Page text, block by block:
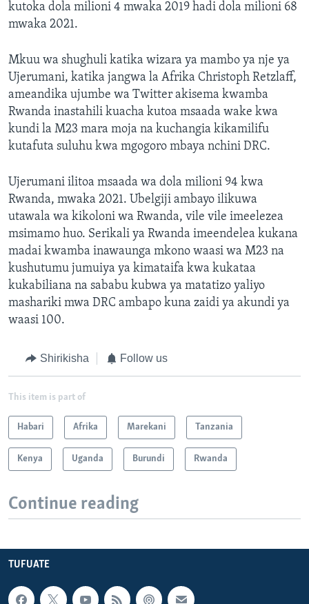
kutoka dola milioni 4 mwaka 2019 hadi dola milioni 68
mwaka 2021.
Mkuu wa shughuli katika wizara ya mambo ya nje ya
Ujerumani, katika jangwa la Afrika Christoph Retzlaff,
ameandika ujumbe wa Twitter akisema kwamba
Rwanda inastahili kuacha kutoa msaada wake kwa
kundi la M23 mara moja na kuchangia kikamilifu
kutafuta suluhu kwa mgogoro mbaya nchini DRC.
Ujerumani ilitoa msaada wa dola milioni 94 kwa
Rwanda, mwaka 2021. Ubelgiji ambayo ilikuwa
utawala wa kikoloni wa Rwanda, vile vile imeelezea
msimamo huo. Serikali ya Rwanda imeendelea kukana
madai kwamba inawaunga mkono waasi wa M23 na
kushutumu jumuiya ya kimataifa kwa kukataa
kukabiliana na sababu kubwa ya matatizo yaliyo
mashariki mwa DRC ambapo kuna zaidi ya akundi ya
waasi 100.
Shirikisha Follow us
This item is part of
Habari Afrika Marekani Tanzania
Kenya Uganda Burundi Rwanda
Continue reading
TUFUATE